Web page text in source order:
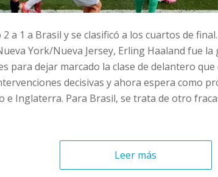
a 1 a Brasil y se clasificó a los cuartos de
York/Nueva Jersey, Erling Haaland fue
para dejar marcado la clase de delantero
decisivas y ahora espera como
e Inglaterra. Para Brasil, se trata de otro
Leer más